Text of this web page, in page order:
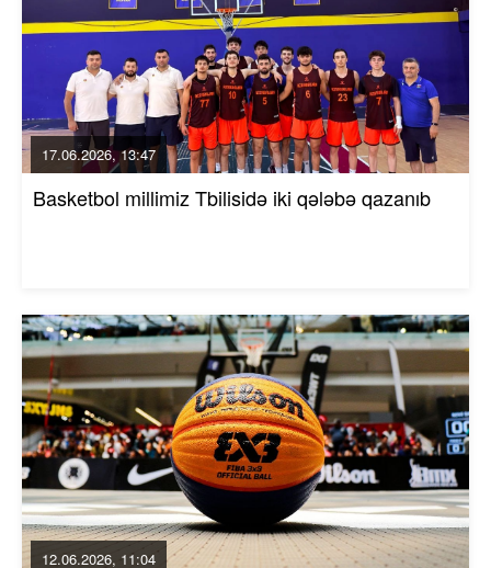
17.06.2026, 13:47
Basketbol millimiz Tbilisidə iki qələbə qazanıb
12.06.2026, 11:04